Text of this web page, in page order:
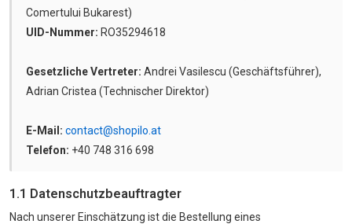
Comertului Bukarest)
UID-Nummer: RO35294618
Gesetzliche Vertreter: Andrei Vasilescu (Geschäftsführer),
Adrian Cristea (Technischer Direktor)
E-Mail: contact@shopilo.at
Telefon: +40 748 316 698
1.1 Datenschutzbeauftragter
Nach unserer Einschätzung ist die Bestellung eines